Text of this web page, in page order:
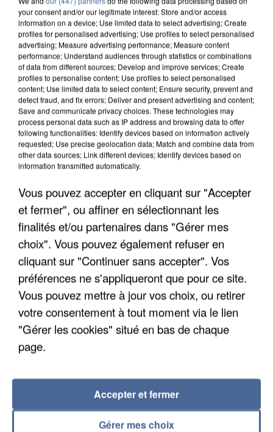
L’UN DES FONDATEURS SUPPOSÉS DE LA DZ
MAFIA INTERPELLÉ EN ALGÉRIE
UN SECOND CADRE DE LA DZ MAFIA
INTERPELLÉ EN ALGÉRIE
your consent and/or our legitimate interest: Store and/or access
information on a device; Use limited data to select advertising; Create
profiles for personalised advertising; Use profiles to select personalised
advertising; Measure advertising performance; Measure content
performance; Understand audiences through statistics or combinations
of data from different sources; Develop and improve services; Create
profiles to personalise content; Use profiles to select personalised
content; Use limited data to select content; Ensure security, prevent and
detect fraud, and fix errors; Deliver and present advertising and content;
Save and communicate privacy choices. These technologies may
process personal data such as IP address and browsing data to offer
following functionalities: Identify devices based on information actively
requested; Use precise geolocation data; Match and combine data from
other data sources; Link different devices; Identify devices based on
information transmitted automatically.
Vous pouvez accepter en cliquant sur "Accepter
et fermer", ou affiner en sélectionnant les
finalités et/ou partenaires dans "Gérer mes
choix". Vous pouvez également refuser en
cliquant sur "Continuer sans accepter". Vos
préférences ne s'appliqueront que pour ce site.
Vous pouvez mettre à jour vos choix, ou retirer
votre consentement à tout moment via le lien
"Gérer les cookies" situé en bas de chaque
page.
Gérer mes choix
Accepter et fermer